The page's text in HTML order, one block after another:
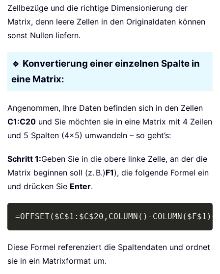
Zellbezüge und die richtige Dimensionierung der
Matrix, denn leere Zellen in den Originaldaten können
sonst Nullen liefern.
🔹 Konvertierung einer einzelnen Spalte in
eine Matrix:
Angenommen, Ihre Daten befinden sich in den Zellen
C1:C20 und Sie möchten sie in eine Matrix mit 4 Zeilen
und 5 Spalten (4×5) umwandeln – so geht’s:
Schritt 1:Geben Sie in die obere linke Zelle, an der die
Matrix beginnen soll (z. B.)F1), die folgende Formel ein
und drücken Sie Enter.
=OFFSET($C$1:$C$20,COLUMN()- Copy
Diese Formel referenziert die Spaltendaten und ordnet
sie in ein Matrixformat um.